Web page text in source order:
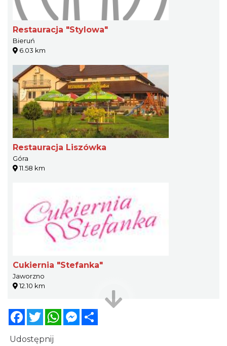
Restauracja "Stylowa"
Bieruń
6.03 km
Restauracja Liszówka
Góra
11.58 km
Cukiernia "Stefanka"
Jaworzno
12.10 km
FacebookTwitterWhatsAppMessenger
Udostępnij